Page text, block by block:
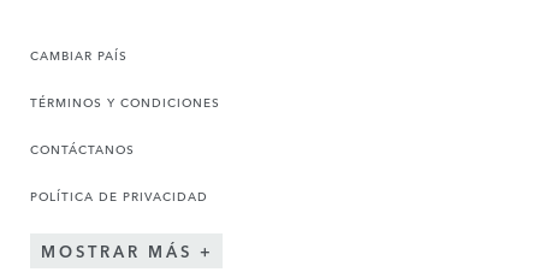
CAMBIAR PAÍS
TÉRMINOS Y CONDICIONES
CONTÁCTANOS
POLÍTICA DE PRIVACIDAD
MOSTRAR MÁS